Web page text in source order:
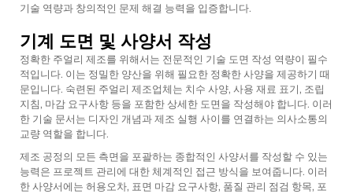
기술 역량과 창의적인 문제 해결 능력을 입증합니다.
기계 도면 및 사양서 작성
정확한 주얼리 제조를 위해서는 전문적인 기술 도면 작성 역량이 필수
적입니다. 이는 정밀한 양산을 위해 필요한 정확한 사양을 제공하기 때
문입니다. 숙련된 주얼리 제조업체는 치수 사양, 사용 재료 표기, 조립
지침, 마감 요구사항 등을 포함한 상세한 도면을 작성해야 합니다. 이러
한 기술 문서는 디자인 개념과 제조 실행 사이를 연결하는 의사소통의
교량 역할을 합니다.
제조 공정의 모든 측면을 포괄하는 종합적인 사양서를 작성할 수 있는
능력은 프로젝트 관리에 대한 체계적인 접근 방식을 보여줍니다. 이러
한 사양서에는 허용오차, 표면 마감 요구사항, 품질 관리 점검 항목, 포